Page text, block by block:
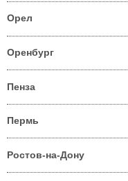
Орел
Оренбург
Пенза
Пермь
Ростов-на-Дону